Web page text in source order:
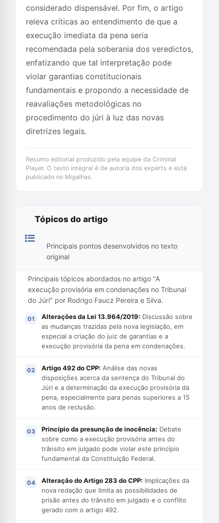
considerado dispensável. Por fim, o artigo
releva críticas ao entendimento de que a
execução imediata da pena seria
recomendada pela soberania dos veredictos,
enfatizando que tal interpretação pode
violar garantias constitucionais
fundamentais e propondo a necessidade de
reavaliações metodológicas no
procedimento do júri à luz das novas
diretrizes legais.
Resumo editorial produzido pela equipe da Criminal
Player. O texto integral é de autoria dos experts e está
publicado no Migalhas.
Tópicos do artigo
Principais pontos desenvolvidos no texto
original
Principais tópicos abordados no artigo "A
execução provisória em condenações no Tribunal
do Júri" por Rodrigo Faucz Pereira e Silva.
Alterações da Lei 13.964/2019: Discussão sobre
as mudanças trazidas pela nova legislação, em
especial a criação do juiz de garantias e a
execução provisória da pena em condenações.
Artigo 492 do CPP: Análise das novas
disposições acerca da sentença do Tribunal do
Júri e a determinação da execução provisória da
pena, especialmente para penas superiores a 15
anos de reclusão.
Princípio da presunção de inocência: Debate
sobre como a execução provisória antes do
trânsito em julgado pode violar este princípio
fundamental da Constituição Federal.
Alteração do Artigo 283 do CPP: Implicações da
nova redação que limita as possibilidades de
prisão antes do trânsito em julgado e o conflito
gerado com o artigo 492.